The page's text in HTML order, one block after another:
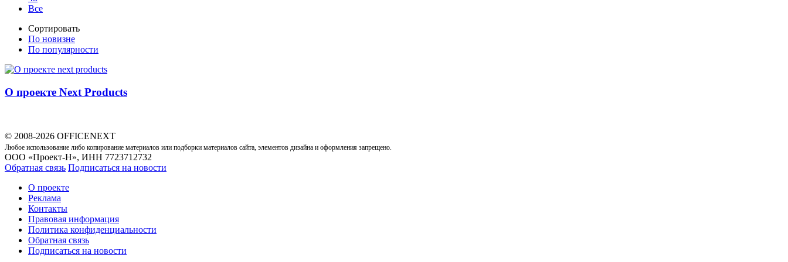
Все
Сортировать
По новизне
По популярности
О проекте Next Products
© 2008-2026 OFFICENEXT
Любое использование либо копирование материалов или подборки материалов сайта, элементов дизайна и оформления запрещено.
ООО «Проект-Н», ИНН 7723712732
Обратная связь Подписаться на новости
О проекте
Реклама
Контакты
Правовая информация
Политика конфиденциальности
Обратная связь
Подписаться на новости